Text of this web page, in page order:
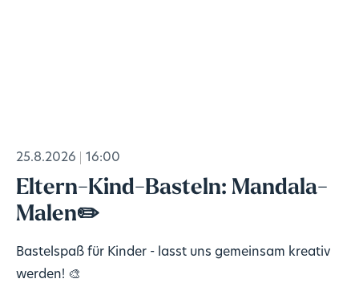
25.8.2026 16:00
Eltern-Kind-Basteln: Mandala-
Malen✏️
Bastelspaß für Kinder - lasst uns gemeinsam kreativ
werden! 🎨